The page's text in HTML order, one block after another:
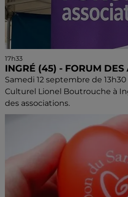
17h33
INGRÉ (45) - FORUM DES
Samedi 12 septembre de 13h30
Culturel Lionel Boutrouche à
des associations.